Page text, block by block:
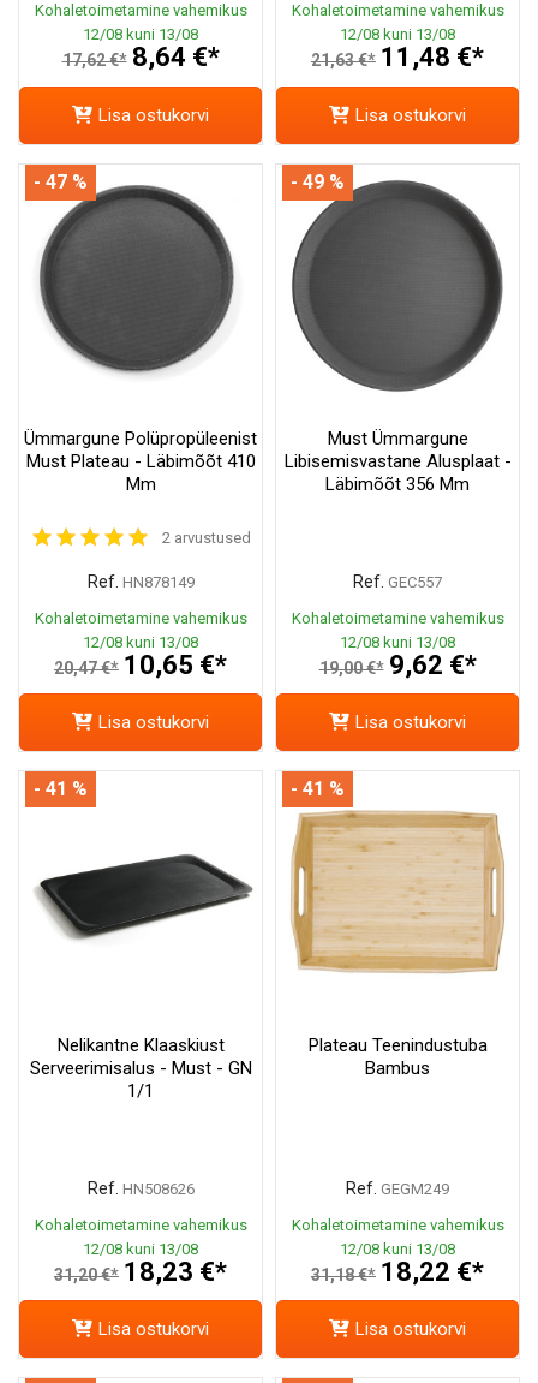
Kohaletoimetamine vahemikus
12/08 kuni 13/08
17,62 €* 8,64 €*
Lisa ostukorvi
Kohaletoimetamine vahemikus
12/08 kuni 13/08
21,63 €* 11,48 €*
Lisa ostukorvi
Ümmargune Polüpropüleenist
Must Plateau - Läbimõõt 410
Mm
2 arvustused
Ref. HN878149
Kohaletoimetamine vahemikus
12/08 kuni 13/08
20,47 €* 10,65 €*
- 47 %
Lisa ostukorvi
Must Ümmargune
Libisemisvastane Alusplaat -
Läbimõõt 356 Mm
Ref. GEC557
Kohaletoimetamine vahemikus
12/08 kuni 13/08
19,00 €* 9,62 €*
- 49 %
Lisa ostukorvi
Nelikantne Klaaskiust
Serveerimisalus - Must - GN
1/1
Ref. HN508626
Kohaletoimetamine vahemikus
12/08 kuni 13/08
31,20 €* 18,23 €*
- 41 %
Lisa ostukorvi
Plateau Teenindustuba
Bambus
Ref. GEGM249
Kohaletoimetamine vahemikus
12/08 kuni 13/08
31,18 €* 18,22 €*
- 41 %
Lisa ostukorvi